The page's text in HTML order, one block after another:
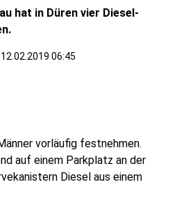
hat in Düren vier Diesel-
06:45
vorläufig festnehmen.
auf einem Parkplatz an der
Diesel aus einem